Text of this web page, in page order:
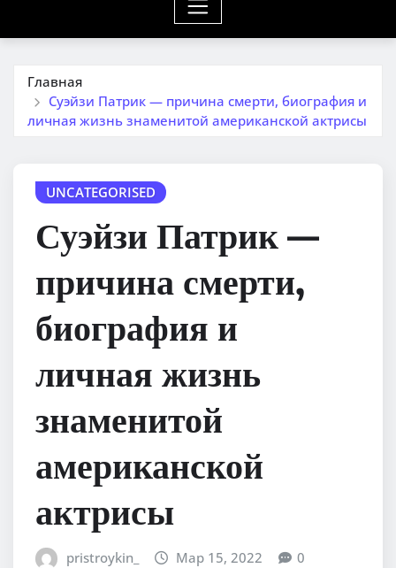
Главная
Суэйзи Патрик — причина смерти, биография и
личная жизнь знаменитой американской актрисы
UNCATEGORISED
Суэйзи Патрик —
причина смерти,
биография и
личная жизнь
знаменитой
американской
актрисы
pristroykin_ Мар 15, 2022 0